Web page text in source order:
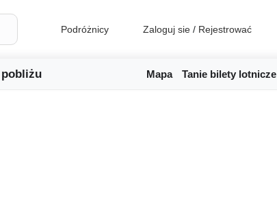
Podróżnicy Zaloguj sie / Rejestrować
Mapa Tanie bilety lotnicze